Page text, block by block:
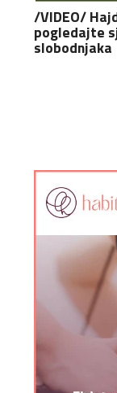
/VIDEO/
pogledajte
slobodnjaka